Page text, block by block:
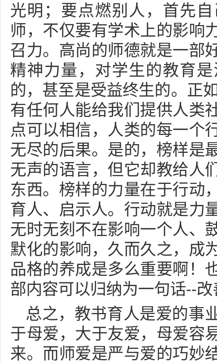
光明；要点燃别人，首先
师，不仅要有学术上的影响
召力。高尚的师德就是一部
精神力量，对学生的教育
的，甚至是受益终生的。正
有任何人能给我们提供人类
点可以相信，人类的每一个
无尽的后果。是的，榜样是
无声的语言，但它却教给人
东西。榜样的力量在于行动
育人、启示人。行动就是力
无时无刻不在影响一个人、
默化的影响，久而久之，成
品格的养成是多么重要啊！
部内容可以归纳为一句话--
总之，教书育人是爱的事
于母爱，大于友爱，母爱容
来。而师爱是严与爱的巧妙